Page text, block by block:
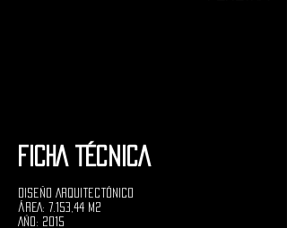
FICHA TÉCNICA
Diseño Arquitectónico
ÁREA: 7.153,44 M2
AÑO: 2015